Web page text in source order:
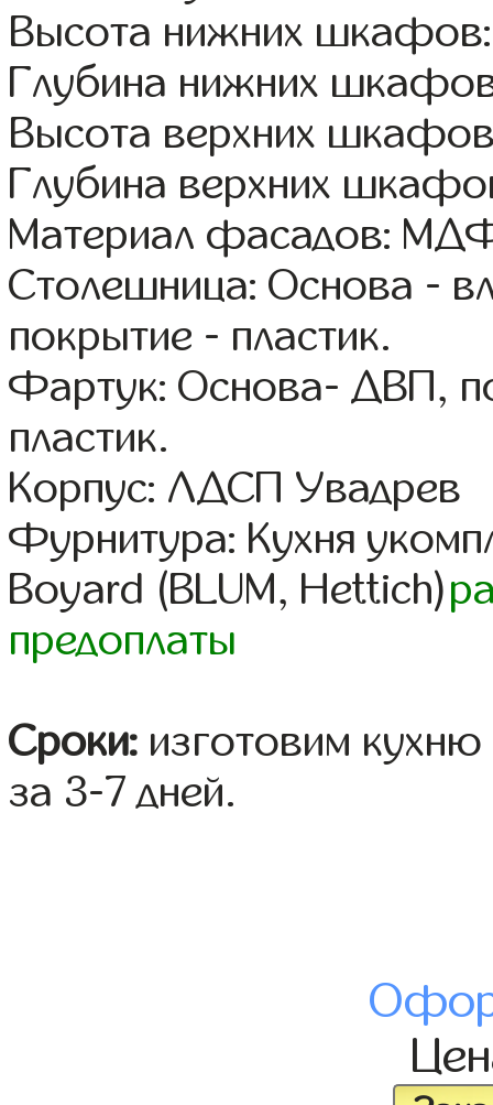
Высота нижних
Глубина нижних
Высота верхних
Глубина верхних
Материал фасадов:
Столешница: Основа -
покрытие - пластик.
Фартук: Основа- ДВП,
пластик.
Корпус: ЛДСП Увадрев
Фурнитура: Кухня
Boyard (BLUM, Hettich)
предоплаты
Сроки: изготовим
за 3-7 дней.